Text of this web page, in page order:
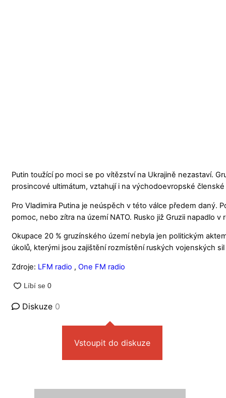
Putin toužící po moci se po vítězství na Ukrajině nezastaví.
prosincové ultimátum, vztahují i na východoevropské
Pro Vladimira Putina je neúspěch v této válce předem daný.
pomoc, nebo zítra na území NATO. Rusko již Gruzii napadlo
Okupace 20 % gruzínského území nebyla jen politickým
úkolů, kterými jsou zajištění rozmístění ruských vojenských
Zdroje: LFM radio , One FM radio
Diskuze 0
Vstoupit do diskuze